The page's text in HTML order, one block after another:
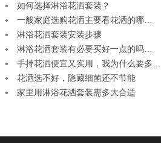
如何选择淋浴花洒套装？
一般家庭选购花洒主要看花洒的哪…
淋浴花洒套装安装步骤
淋浴花洒套装有必要买好一点的吗…
手持花洒便宜又实用，我为什么要多…
花洒选不好，隐藏细菌还不节能
家里用淋浴花洒套装需多大合适